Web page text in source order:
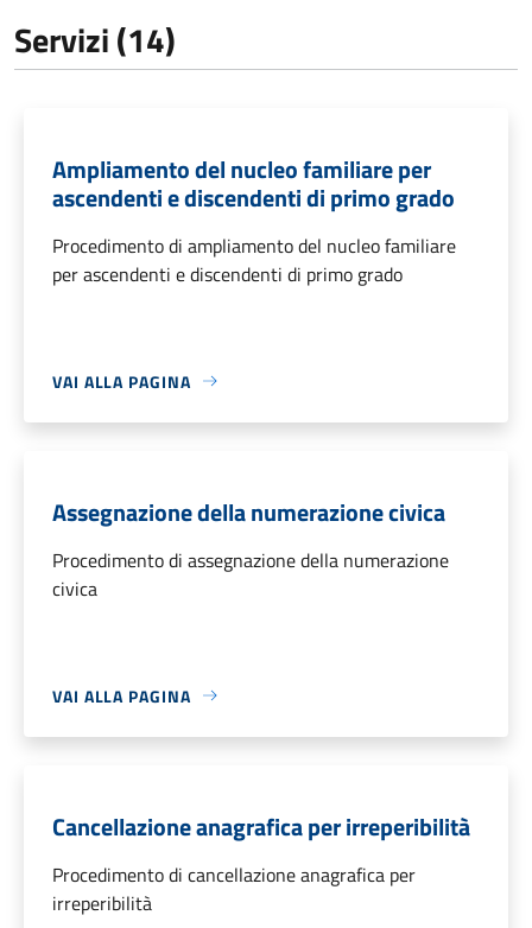
Servizi (14)
Ampliamento del nucleo familiare per
ascendenti e discendenti di primo grado
Procedimento di ampliamento del nucleo familiare
per ascendenti e discendenti di primo grado
VAI ALLA PAGINA
Assegnazione della numerazione civica
Procedimento di assegnazione della numerazione
civica
VAI ALLA PAGINA
Cancellazione anagrafica per irreperibilità
Procedimento di cancellazione anagrafica per
irreperibilità